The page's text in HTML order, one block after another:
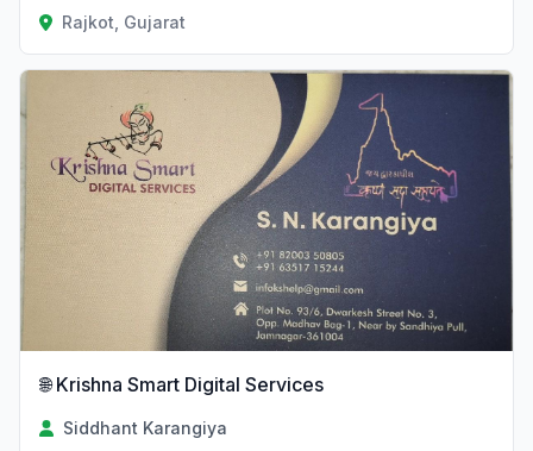
Rajkot, Gujarat
🌐 Krishna Smart Digital Services
Siddhant Karangiya